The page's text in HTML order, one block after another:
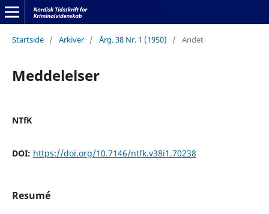
Startside / Arkiver / Årg. 38 Nr. 1 (1950) / Andet
Meddelelser
NTfK
DOI: https://doi.org/10.7146/ntfk.v38i1.70238
Resumé